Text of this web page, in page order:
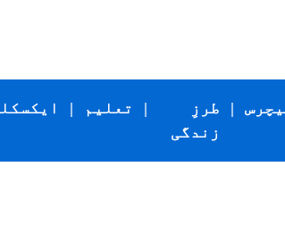
| تعلیم |
طرزِ
زندگی
|